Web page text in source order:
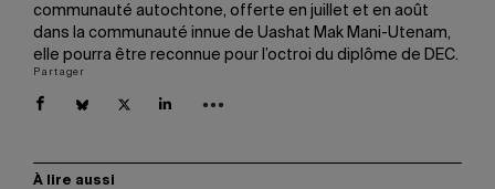
communauté autochtone, offerte en juillet et en août
dans la communauté innue de Uashat Mak Mani-Utenam,
elle pourra être reconnue pour l’octroi du diplôme de DEC.
Partager
À lire aussi